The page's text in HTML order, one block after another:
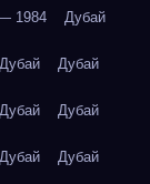
1984 Дубай
Дубай Дубай
Дубай Дубай
Дубай Дубай